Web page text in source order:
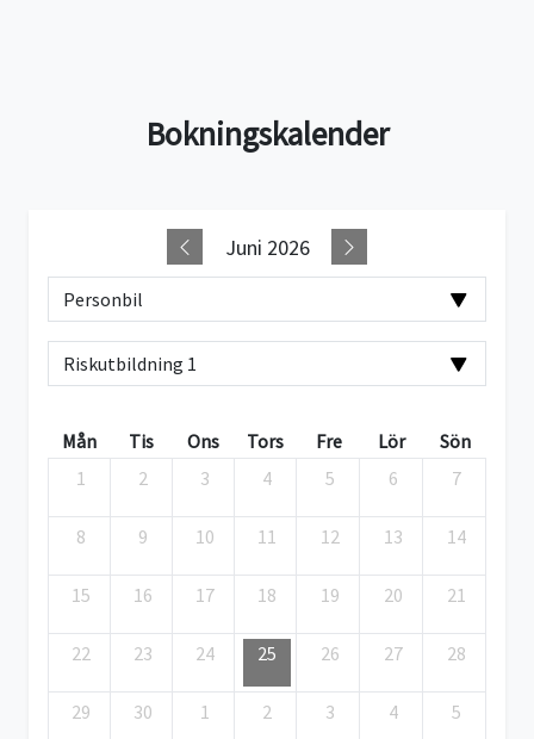
Bokningskalender
Juni 2026
Mån Tis Ons Tors Fre Lör
Sön
1
2 3 4 5 6 7
8 9 10 11 12 13 14
15 16 17 18 19 20 21
22 23 24 25 26 27 28
29 30 1 2 3 4 5